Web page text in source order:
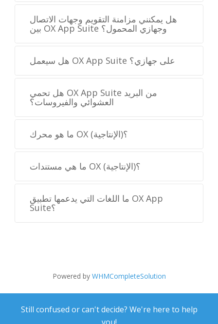
هل يمكنني مزامنة التقويم وجهات الاتصال
بين OX App Suite وجهازي المحمول؟
هل سيعمل OX App Suite على جهازي؟
هل تحمي OX App Suite من البريد
العشوائي والفيروسات؟
ما هو محرك OX (الإنتاجية)؟
ما هي مستندات OX (الإنتاجية)؟
ما اللغات التي يدعمها تطبيق OX App
Suite؟
Powered by WHMCompleteSolution
Still confused or can't decide? We're here to help